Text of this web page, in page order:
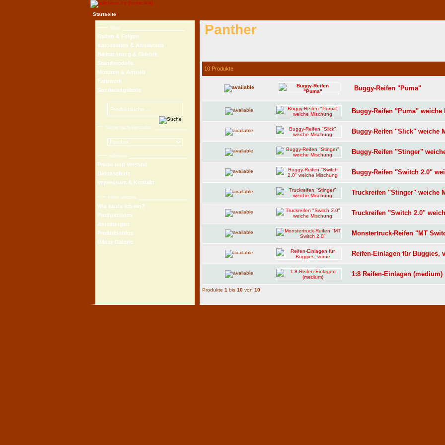
Startseite
Shop
Reifen & Felgen
Karosserien & Anbauteile
Beleuchtung & Elektrik
Standmodelle
Motoren & Antrieb
Fahrwerk
Sonderangebote
Suche nach Hersteller
teilehaus
Preise und Versand
Datenschutz
Impressum & Kontakt
Informationen
Wie kaufe ich ein?
Produktlisten
Anleitungen
Produkt-Infos
Bilder-Galerie
Panther
10 Produkte
Buggy-Reifen "Puma"
Buggy-Reifen "Puma" weiche
Buggy-Reifen "Slick" weiche
Buggy-Reifen "Stinger"
Buggy-Reifen "Switch 2.0"
Truckreifen "Stinger" weiche
Truckreifen "Switch 2.0"
Monstertruck-Reifen "MT
Reifen-Einlagen für Buggies,
1:8 Reifen-Einlagen (medium)
Produkte 1 bis 10 von 10